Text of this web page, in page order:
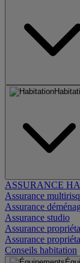
ASSURANCE
Assurance
Assurance
Assurance studio
Assurance
Assurance
Conseils habitation